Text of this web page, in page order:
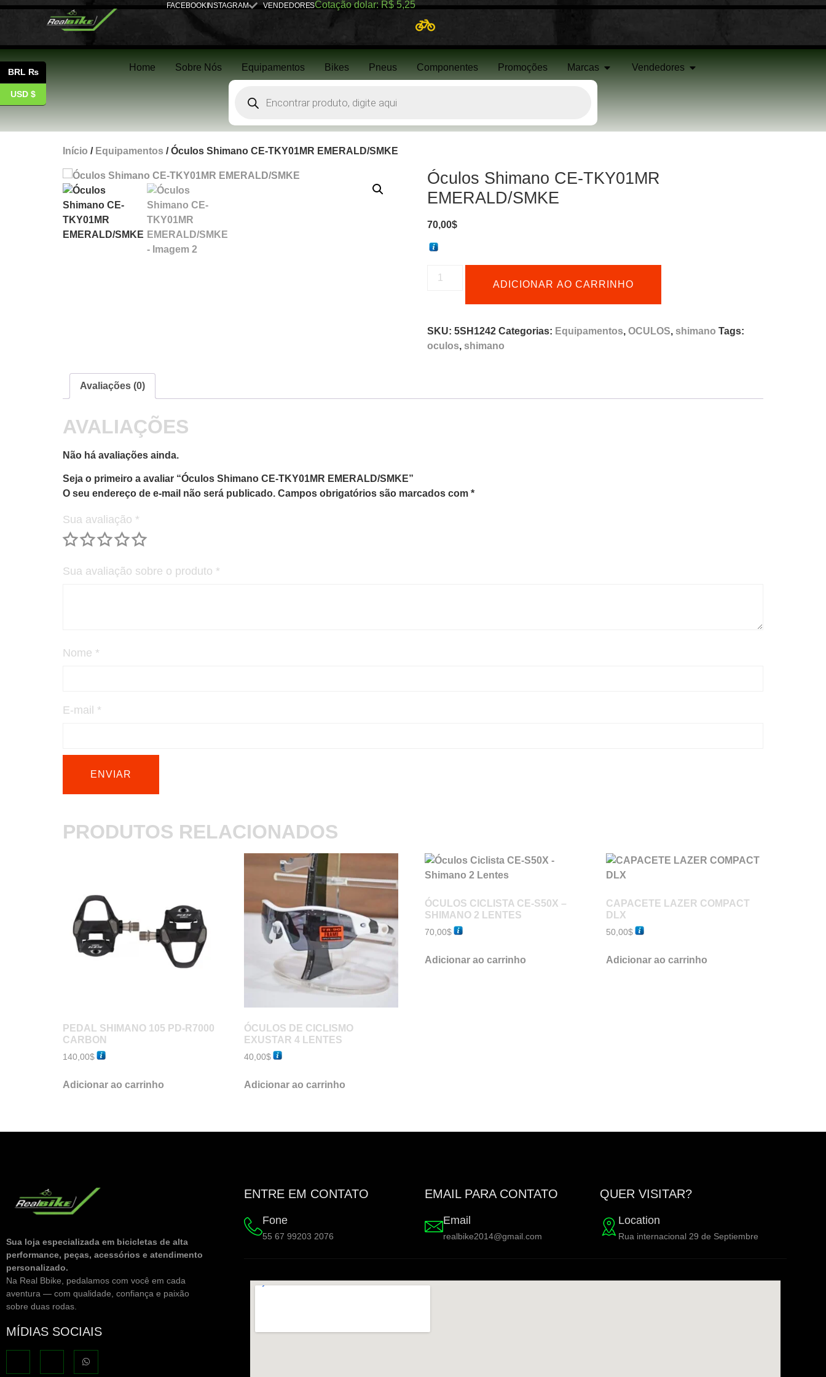
FACEBOOKINSTAGRAM VENDEDORESCotação dolar: R$ 5,25
Home Sobre Nós Equipamentos Bikes Pneus Componentes Promoções Marcas Vendedores
Início / Equipamentos / Óculos Shimano CE-TKY01MR EMERALD/SMKE
Óculos Shimano CE-TKY01MR
EMERALD/SMKE
70,00$
ADICIONAR AO CARRINHO
SKU: 5SH1242 Categorias: Equipamentos, OCULOS, shimano Tags:
oculos, shimano
Avaliações (0)
AVALIAÇÕES
Não há avaliações ainda.
Seja o primeiro a avaliar “Óculos Shimano CE-TKY01MR EMERALD/SMKE”
O seu endereço de e-mail não será publicado. Campos obrigatórios são marcados com *
Sua avaliação *
Sua avaliação sobre o produto *
Nome *
E-mail *
PRODUTOS RELACIONADOS
PEDAL SHIMANO 105 PD-R7000
CARBON
140,00$
Adicionar ao carrinho
ÓCULOS DE CICLISMO
EXUSTAR 4 LENTES
40,00$
Adicionar ao carrinho
ÓCULOS CICLISTA CE-S50X –
SHIMANO 2 LENTES
70,00$
Adicionar ao carrinho
CAPACETE LAZER COMPACT
DLX
50,00$
Adicionar ao carrinho
Sua loja especializada em bicicletas de alta
performance, peças, acessórios e atendimento
personalizado.
Na Real Bbike, pedalamos com você em cada
aventura — com qualidade, confiança e paixão
sobre duas rodas.
MÍDIAS SOCIAIS
ENTRE EM CONTATO
Fone
55 67 99203 2076
EMAIL PARA CONTATO
Email
realbike2014@gmail.com
QUER VISITAR?
Location
Rua internacional 29 de Septiembre
BRL ₨
USD $